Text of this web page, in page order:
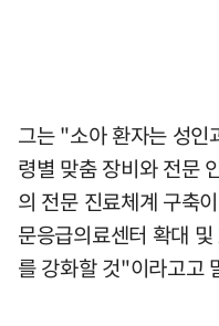
그는 "소아 환자는 성인
령별 맞춤 장비와 전문
의 전문 진료체계 구축
문응급의료센터 확대
를 강화할 것"이라고고